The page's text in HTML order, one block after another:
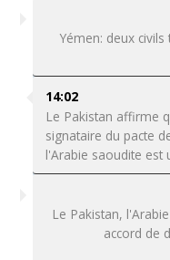
Yémen: deux
14:02
Le Pakistan affirme
signataire du pacte
l'Arabie saoudite est
Le Pakistan,
accord de